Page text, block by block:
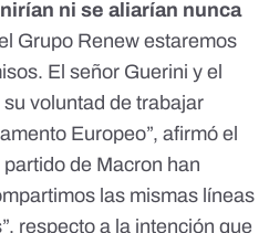
ni se aliarían nunca
Grupo Renew estaremos
El señor Guerini y el
voluntad de trabajar
Europeo”, afirmó el
de Macron han
las mismas líneas
respecto a la intención que